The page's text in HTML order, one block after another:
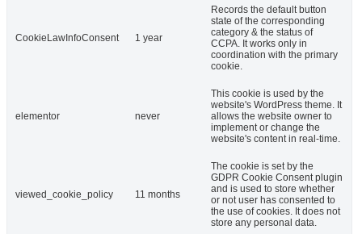
CookieLawInfoConsent 1 year
Records the default button
state of the corresponding
category & the status of
CCPA. It works only in
coordination with the primary
cookie.
elementor never
This cookie is used by the
website's WordPress theme. It
allows the website owner to
implement or change the
website's content in real-time.
viewed_cookie_policy 11 months
The cookie is set by the
GDPR Cookie Consent plugin
and is used to store whether
or not user has consented to
the use of cookies. It does not
store any personal data.